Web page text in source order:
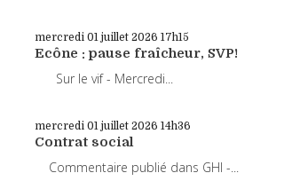
mercredi 01 juillet 2026 17h15
Ecône : pause fraîcheur, SVP!
Sur le vif - Mercredi...
mercredi 01 juillet 2026 14h36
Contrat social
Commentaire publié dans GHI -...